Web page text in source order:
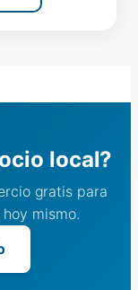
local?
gratis para
mismo.